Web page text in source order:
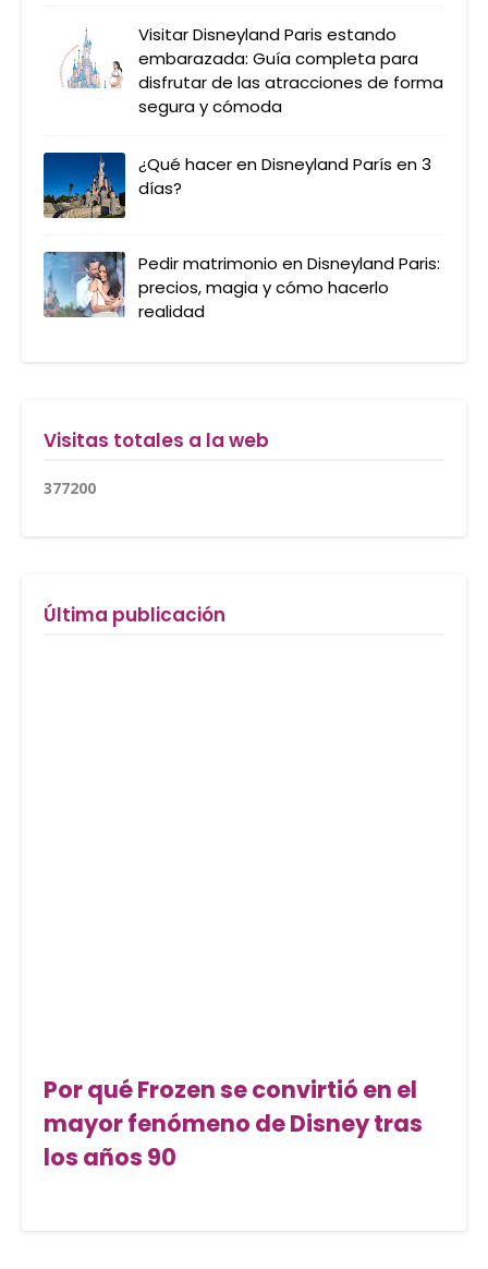
Visitar Disneyland Paris estando
embarazada: Guía completa para
disfrutar de las atracciones de forma
segura y cómoda
¿Qué hacer en Disneyland París en 3
días?
Pedir matrimonio en Disneyland Paris:
precios, magia y cómo hacerlo
realidad
Visitas totales a la web
377200
Última publicación
Por qué Frozen se convirtió en el
mayor fenómeno de Disney tras
los años 90